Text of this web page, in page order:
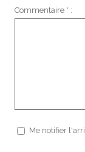
Commentaire * :
Me notifier